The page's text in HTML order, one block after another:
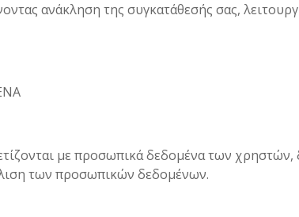
ανάκληση της συγκατάθεσής σας,
με προσωπικά δεδομένα των
των προσωπικών δεδομένων.